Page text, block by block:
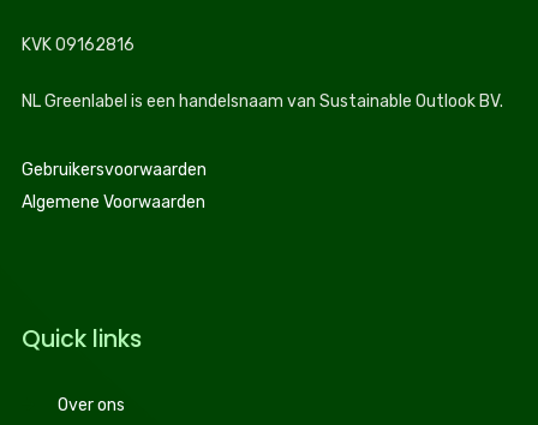
KVK 09162816
NL Greenlabel is een handelsnaam van Sustainable Outlook BV.
Gebruikersvoorwaarden
Algemene Voorwaarden
Quick links
Over ons